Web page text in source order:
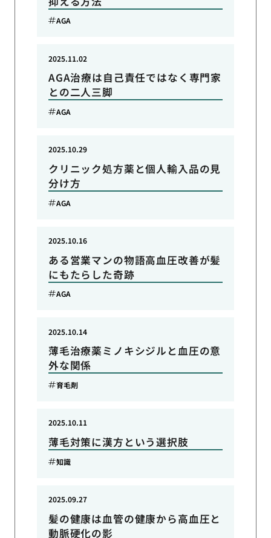
AGA
AGA治療は自己責任ではなく専門家
との二人三脚
2025.11.02
AGA
クリニック処方薬と個人輸入品の見
分け方
2025.10.29
AGA
ある営業マンの物語高血圧改善が髪
にもたらした奇跡
2025.10.16
AGA
薄毛治療薬ミノキシジルと血圧の意
外な関係
2025.10.14
育毛剤
薄毛対策に漢方という選択肢
2025.10.11
知識
髪の健康は血管の健康から高血圧と
動脈硬化の影
2025.09.27